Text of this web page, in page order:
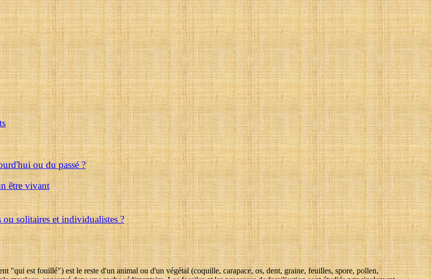
ou du passé ?
être vivant
ou solitaires et individualistes ?
"qui est fouillé") est le reste d'un animal ou d'un végétal (coquille, carapace, os, dent, graine, feuilles, spore, pollen,